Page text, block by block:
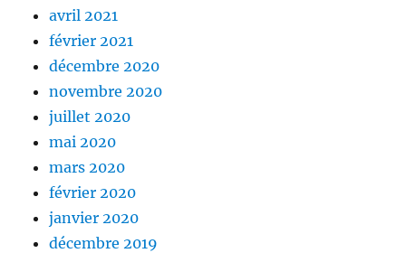
avril 2021
février 2021
décembre 2020
novembre 2020
juillet 2020
mai 2020
mars 2020
février 2020
janvier 2020
décembre 2019